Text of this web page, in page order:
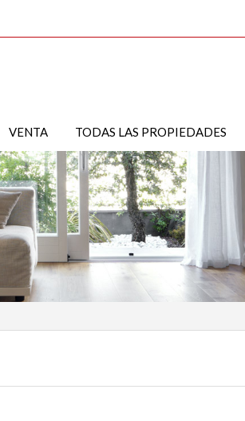
VENTA TODAS LAS PROPIEDADES